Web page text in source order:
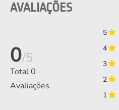
AVALIAÇÕES
0/5
Total0
Avaliações
5
4
3
2
1